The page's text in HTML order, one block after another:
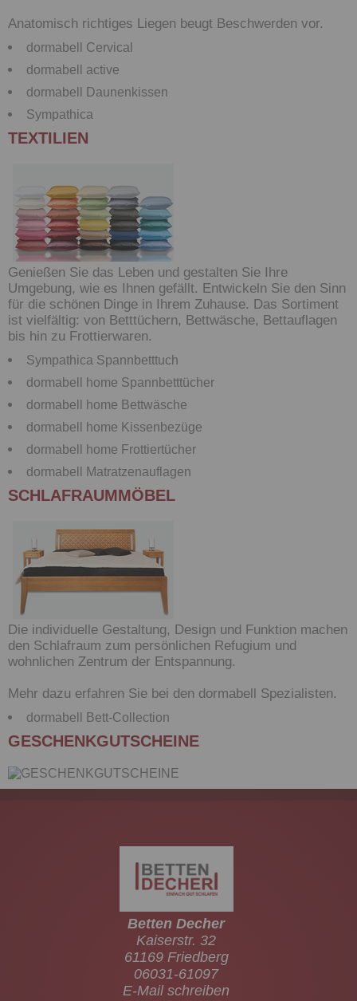
Anatomisch richtiges Liegen beugt Beschwerden vor.
dormabell Cervical
dormabell active
dormabell Daunenkissen
Sympathica
TEXTILIEN
Genießen Sie das Leben und gestalten Sie Ihre
Umgebung, wie es Ihnen gefällt. Entwickeln Sie den Sinn
für die schönen Dinge in Ihrem Zuhause. Das Sortiment
ist vielfältig: von Betttüchern, Bettwäsche, Bettauflagen
bis hin zu Frottierwaren.
Sympathica Spannbetttuch
dormabell home Spannbetttücher
dormabell home Bettwäsche
dormabell home Kissenbezüge
dormabell home Frottiertücher
dormabell Matratzenauflagen
SCHLAFRAUMMÖBEL
Die individuelle Gestaltung, Design und Funktion machen
den Schlafraum zum persönlichen Refugium und
wohnlichen Zentrum der Entspannung.
Mehr dazu erfahren Sie bei den dormabell Spezialisten.
dormabell Bett-Collection
GESCHENKGUTSCHEINE
Betten Decher
Kaiserstr. 32
61169 Friedberg
06031-61097
E-Mail schreiben